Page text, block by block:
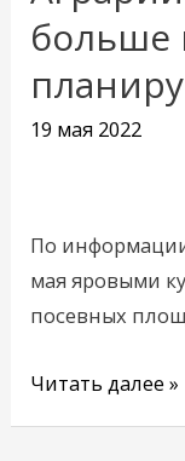
больше
19 мая 2022
По
мая яровыми
посевных
Кузбасса
засеяли
больше
половины
Читать далее »